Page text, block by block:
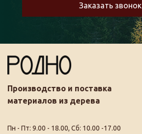
Заказать звонок
Производство и поставка
материалов из дерева
Пн - Пт: 9.00 - 18.00, Сб: 10.00 -17.00